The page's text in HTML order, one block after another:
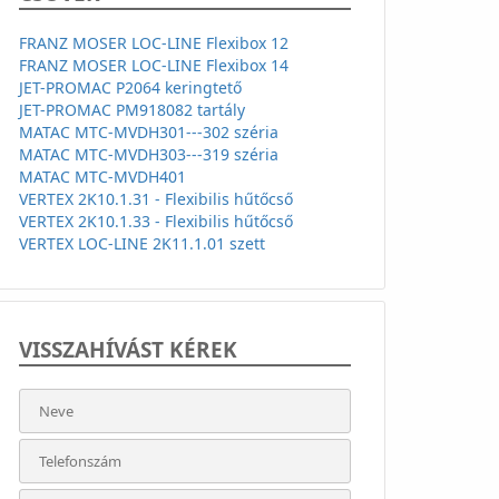
FRANZ MOSER LOC-LINE Flexibox 12
FRANZ MOSER LOC-LINE Flexibox 14
JET-PROMAC P2064 keringtető
JET-PROMAC PM918082 tartály
MATAC MTC-MVDH301---302 széria
MATAC MTC-MVDH303---319 széria
MATAC MTC-MVDH401
VERTEX 2K10.1.31 - Flexibilis hűtőcső
VERTEX 2K10.1.33 - Flexibilis hűtőcső
VERTEX LOC-LINE 2K11.1.01 szett
VISSZAHÍVÁST KÉREK